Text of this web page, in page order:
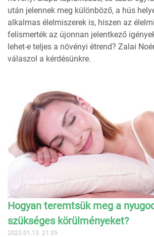
után jelennek meg különböző, a hús
alkalmas élelmiszerek is, hiszen az
felismerték az újonnan jelentkező
lehet-e teljes a növényi étrend? Zalai
válaszol a kérdésünkre.
Hogyan teremtsük meg a
szükséges körülményeket?
2023.01.13. 21:35